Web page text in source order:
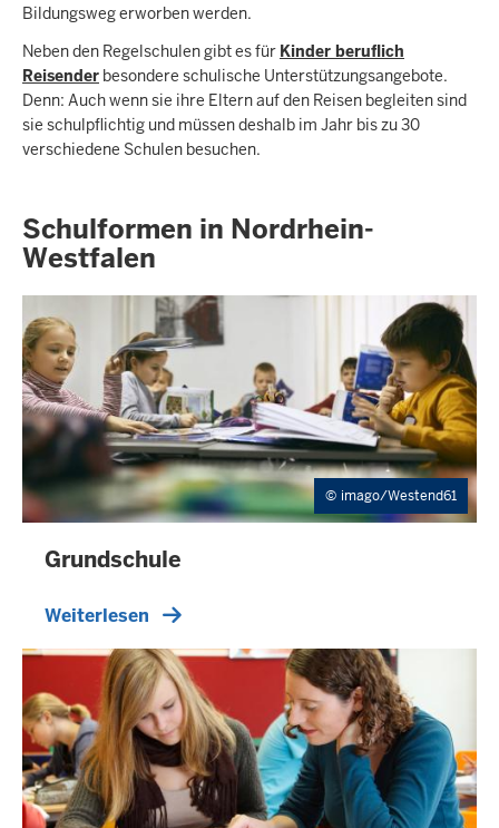
Bildungsweg erworben werden.
Neben den Regelschulen gibt es für Kinder beruflich
Reisender besondere schulische Unterstützungsangebote.
Denn: Auch wenn sie ihre Eltern auf den Reisen begleiten sind
sie schulpflichtig und müssen deshalb im Jahr bis zu 30
verschiedene Schulen besuchen.
Schulformen in Nordrhein-
Westfalen
imago/Westend61
Grundschule
Weiterlesen